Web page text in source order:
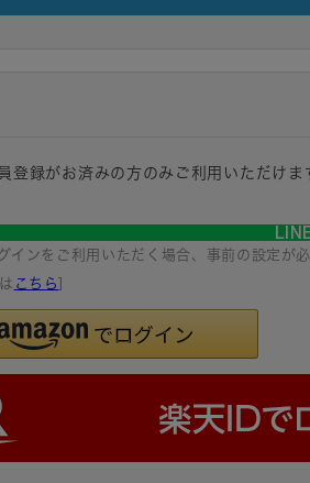
登録がお済みの方のみご利用いただけま
インをご利用いただく場合、事前の設定が
こちら]